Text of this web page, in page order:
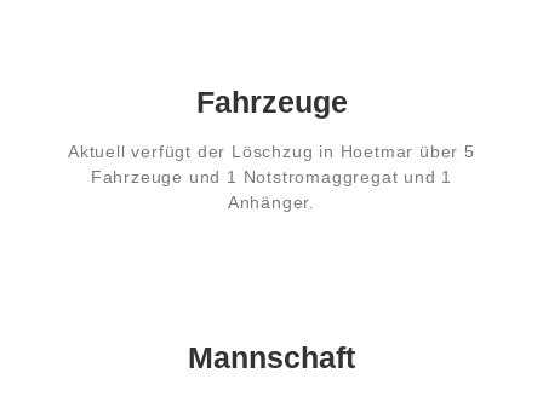
Fahrzeuge
Aktuell verfügt der Löschzug in Hoetmar über 5
Fahrzeuge und 1 Notstromaggregat und 1
Anhänger.
Mannschaft